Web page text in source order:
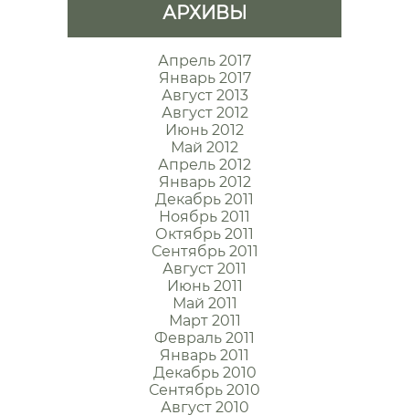
АРХИВЫ
Апрель 2017
Январь 2017
Август 2013
Август 2012
Июнь 2012
Май 2012
Апрель 2012
Январь 2012
Декабрь 2011
Ноябрь 2011
Октябрь 2011
Сентябрь 2011
Август 2011
Июнь 2011
Май 2011
Март 2011
Февраль 2011
Январь 2011
Декабрь 2010
Сентябрь 2010
Август 2010